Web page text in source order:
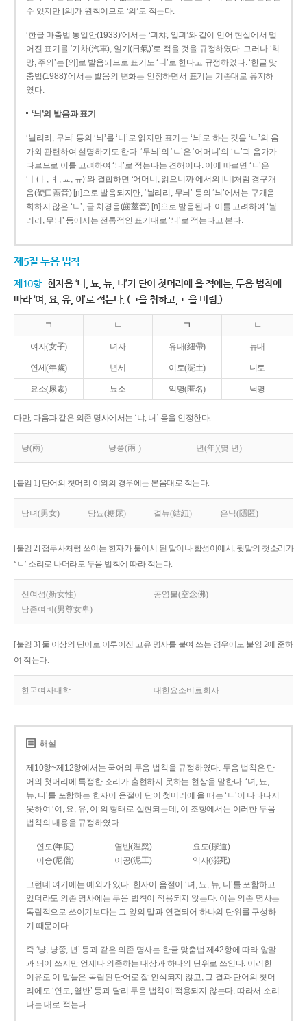
수 있지만 [의]가 원칙이므로 ‘의’로 적는다.
‘한글 마춤법 통일안(1933)’에서는 ‘긔챠, 일긔’와 같이 언어 현실에서 멀
어진 표기를 ‘기차(汽車), 일기(日氣)’로 적을 것을 규정하였다. 그러나 ‘희
망, 주의’는 [의]로 발음되므로 표기도 ‘ㅢ’로 한다고 규정하였다. ‘한글 맞
춤법(1988)’에서는 발음의 변화는 인정하면서 표기는 기존대로 유지하
였다.
‘늬’의 발음과 표기
‘늴리리, 무늬’ 등의 ‘늬’를 ‘니’로 읽지만 표기는 ‘늬’로 하는 것을 ‘ㄴ’의 음
가와 관련하여 설명하기도 한다. ‘무늬’의 ‘ㄴ’은 ‘어머니’의 ‘ㄴ’과 음가가
다르므로 이를 고려하여 ‘늬’로 적는다는 견해이다. 이에 따르면 ‘ㄴ’은
‘ㅣ(ㅑ, ㅕ, ㅛ, ㅠ)’와 결합하면 ‘어머니, 읽으니까’에서의 [니]처럼 경구개
음(硬口蓋音) [ɲ]으로 발음되지만, ‘늴리리, 무늬’ 등의 ‘늬’에서는 구개음
화하지 않은 ‘ㄴ’, 곧 치경음(齒莖音) [n]으로 발음된다. 이를 고려하여 ‘늴
리리, 무늬’ 등에서는 전통적인 표기대로 ‘늬’로 적는다고 본다.
제5절 두음 법칙
제10항 한자음 ‘녀, 뇨, 뉴, 니’가 단어 첫머리에 올 적에는, 두음 법칙에
따라 ‘여, 요, 유, 이’로 적는다. (ㄱ을 취하고, ㄴ을 버림.)
ㄱ ㄴ ㄱ ㄴ
여자(女子) 녀자 유대(紐帶) 뉴대
연세(年歲) 년세 이토(泥土) 니토
요소(尿素) 뇨소 익명(匿名) 닉명
다만, 다음과 같은 의존 명사에서는 ‘냐, 녀’ 음을 인정한다.
냥(兩) 냥쭝(兩-) 년(年)(몇 년)
[붙임 1] 단어의 첫머리 이외의 경우에는 본음대로 적는다.
남녀(男女) 당뇨(糖尿) 결뉴(結紐) 은닉(隱匿)
[붙임 2] 접두사처럼 쓰이는 한자가 붙어서 된 말이나 합성어에서, 뒷말의 첫소리가
‘ㄴ’ 소리로 나더라도 두음 법칙에 따라 적는다.
신여성(新女性)
공염불(空念佛)
남존여비(男尊女卑)
[붙임 3] 둘 이상의 단어로 이루어진 고유 명사를 붙여 쓰는 경우에도 붙임 2에 준하
여 적는다.
한국여자대학 대한요소비료회사
해설
제10항~제12항에서는 국어의 두음 법칙을 규정하였다. 두음 법칙은 단
어의 첫머리에 특정한 소리가 출현하지 못하는 현상을 말한다. ‘녀, 뇨,
뉴, 니’를 포함하는 한자어 음절이 단어 첫머리에 올 때는 ‘ㄴ’이 나타나지
못하여 ‘여, 요, 유, 이’의 형태로 실현되는데, 이 조항에서는 이러한 두음
법칙의 내용을 규정하였다.
연도(年度) 열반(涅槃)
요도(尿道)
이승(尼僧)
이공(泥工) 익사(溺死)
그런데 여기에는 예외가 있다. 한자어 음절이 ‘녀, 뇨, 뉴, 니’를 포함하고
있더라도 의존 명사에는 두음 법칙이 적용되지 않는다. 이는 의존 명사는
독립적으로 쓰이기보다는 그 앞의 말과 연결되어 하나의 단위를 구성하
기 때문이다.
즉 ‘냥, 냥쭝, 년’ 등과 같은 의존 명사는 한글 맞춤법 제42항에 따라 앞말
과 띄어 쓰지만 언제나 의존하는 대상과 하나의 단위로 쓰인다. 이러한
이유로 이 말들은 독립된 단어로 잘 인식되지 않고, 그 결과 단어의 첫머
리에도 ‘연도, 열반’ 등과 달리 두음 법칙이 적용되지 않는다. 따라서 소리
나는 대로 적는다.